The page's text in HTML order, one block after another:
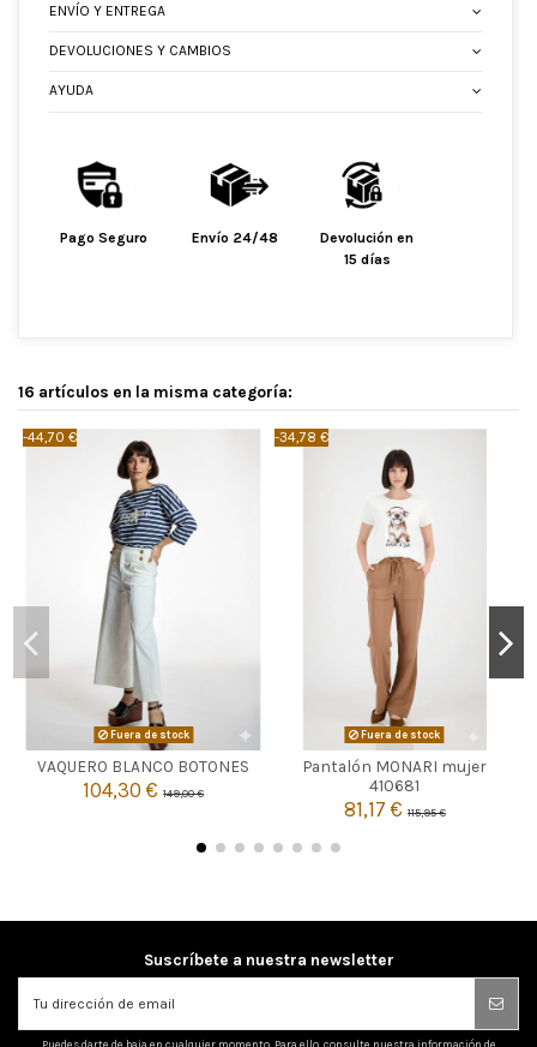
ENVÍO Y ENTREGA
DEVOLUCIONES Y CAMBIOS
AYUDA
Pago Seguro Envío 24/48
Devolución en
15 días
16 artículos en la misma categoría:
-44,70 €
Fuera de stock
VAQUERO BLANCO BOTONES
104,30 €149,00 €
 Agotado
-34,78 €
Fuera de stock
Pantalón MONARI mujer
410681
81,17 € 115,95 €
 Agotado
Suscríbete a nuestra newsletter